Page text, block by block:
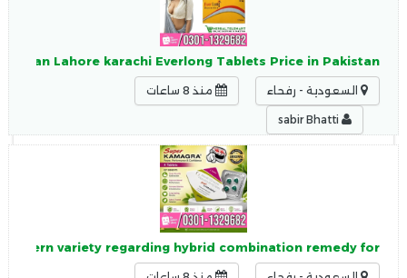
Lahore karachi Everlong Tablets Price in Pakistan.
السعودية - رفحاء منذ 8 ساعات
variety regarding hybrid combination remedy for